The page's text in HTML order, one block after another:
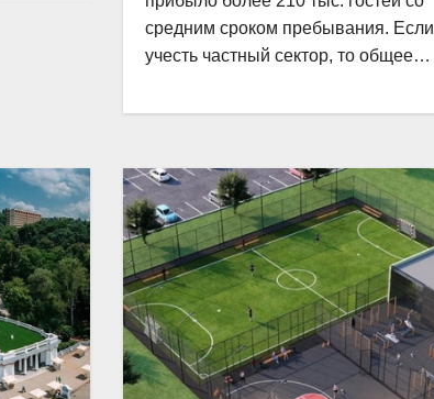
средним сроком пребывания. Если
учесть частный сектор, то общее…